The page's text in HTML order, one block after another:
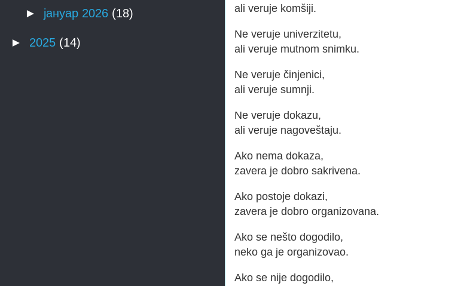
ali veruje komšiji.
Ne veruje univerzitetu,
ali veruje mutnom snimku.
Ne veruje činjenici,
ali veruje sumnji.
Ne veruje dokazu,
ali veruje nagoveštaju.
Ako nema dokaza,
zavera je dobro sakrivena.
Ako postoje dokazi,
zavera je dobro organizovana.
Ako se nešto dogodilo,
neko ga je organizovao.
Ako se nije dogodilo,
► јануар 2026 (18)
► 2025 (14)